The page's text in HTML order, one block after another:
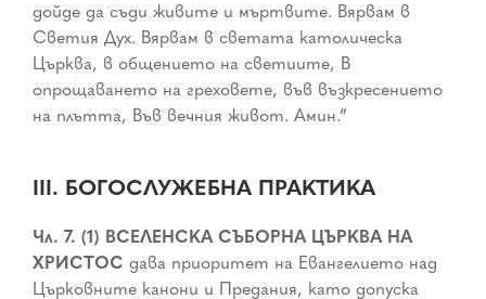
дойде да съди живите и мъртвите. Вярвам в
Светия Дух. Вярвам в светата католическа
Църква, в общението на светиите, В
опрощаването на греховете, във възкресението
на плътта, Във вечния живот. Амин.”
III. БОГОСЛУЖЕБНА ПРАКТИКА
Чл. 7. (1) ВСЕЛЕНСКА СЪБОРНА ЦЪРКВА НА
ХРИСТОС дава приоритет на Евангелието над
Църковните канони и Предания, като допуска